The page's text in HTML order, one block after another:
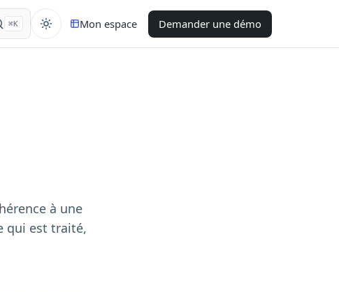
⌘K Mon espace Demander une démo
à une
qui est traité,